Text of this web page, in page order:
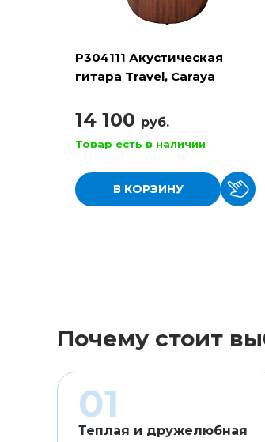
P304111 Акустическая
гитара Travel, Caraya
14 100 руб.
Товар есть в наличии
В КОРЗИНУ
Почему стоит
Теплая и дружелюбная